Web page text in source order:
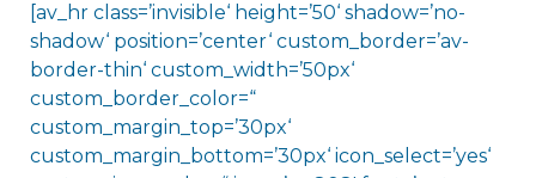
[av_hr class=’invisible‘ height=’50‘ shadow=’no-
shadow‘ position=’center‘ custom_border=’av-
border-thin‘ custom_width=’50px‘
custom_border_color=“
custom_margin_top=’30px‘
custom_margin_bottom=’30px‘ icon_select=’yes‘